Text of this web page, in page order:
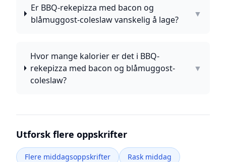
Er BBQ-rekepizza med bacon og
blåmuggost-coleslaw vanskelig å lage?
▼
Hvor mange kalorier er det i BBQ-
rekepizza med bacon og blåmuggost-
coleslaw?
▼
Utforsk flere oppskrifter
Flere middagsoppskrifter
Rask middag